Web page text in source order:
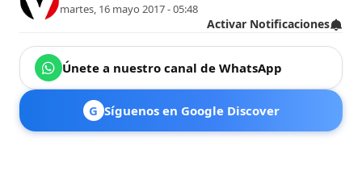
martes, 16 mayo 2017 - 05:48
Activar Notificaciones
Únete a nuestro canal de WhatsApp
G Síguenos en Google Discover